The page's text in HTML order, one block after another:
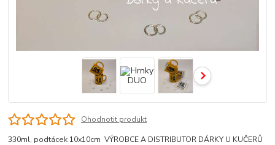
Ohodnotit produkt
330ml, podtácek 10x10cm VÝROBCE A DISTRIBUTOR DÁRKY U KUČERŮ